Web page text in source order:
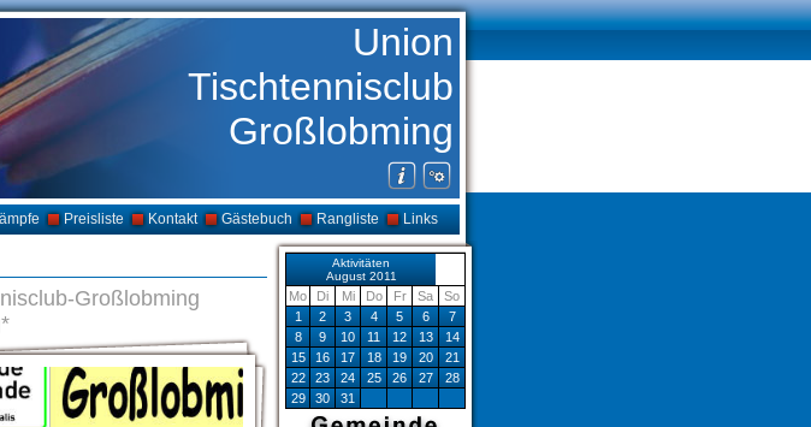
Union
Tischtennisclub
Großlobming
Preisliste Kontakt Gästebuch Rangliste Links
Großlobming
Aktivitäten
August 2011
Mo Di Mi Do Fr Sa
So
1
2 3 4 5 6
7
8
9 10 11 12 13
14
15
16 17 18 19 20
21
22
23 24 25 26 27
28
29
30 31